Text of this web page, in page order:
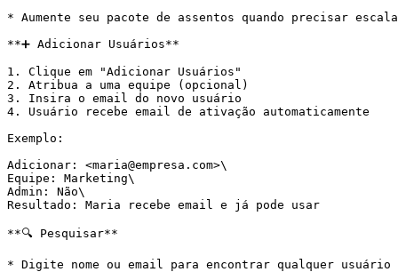
* Aumente seu pacote de assentos quando precisar
**➕ Adicionar Usuários**
1. Clique em "Adicionar Usuários"
2. Atribua a uma equipe (opcional)
3. Insira o email do novo usuário
4. Usuário recebe email de ativação automaticamente
Exemplo:
Adicionar: <maria@empresa.com>\
Equipe: Marketing\
Admin: Não\
Resultado: Maria recebe email e já pode usar
**🔍 Pesquisar**
* Digite nome ou email para encontrar qualquer usuário